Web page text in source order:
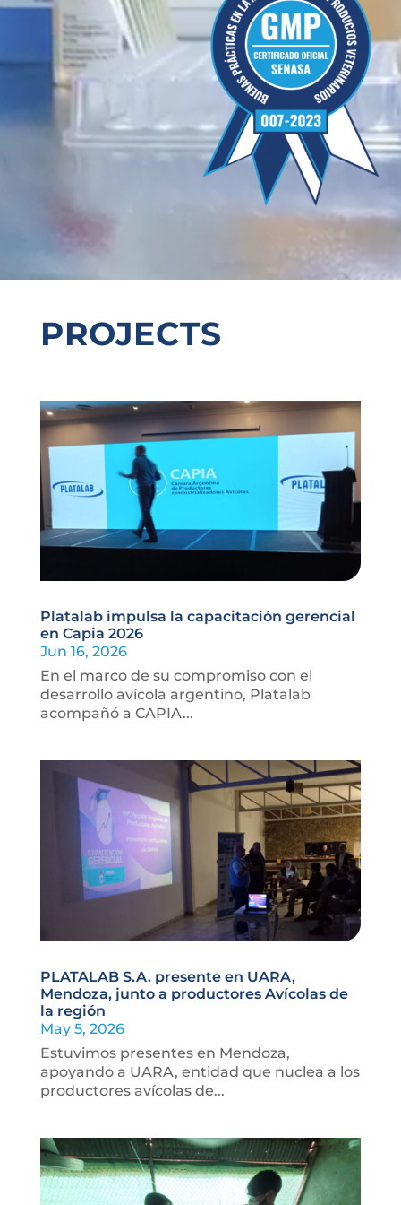
PROJECTS
Platalab impulsa la capacitación gerencial
en Capia 2026
Jun 16, 2026
En el marco de su compromiso con el
desarrollo avícola argentino, Platalab
acompañó a CAPIA...
PLATALAB S.A. presente en UARA,
Mendoza, junto a productores Avícolas de
la región
May 5, 2026
Estuvimos presentes en Mendoza,
apoyando a UARA, entidad que nuclea a los
productores avícolas de...